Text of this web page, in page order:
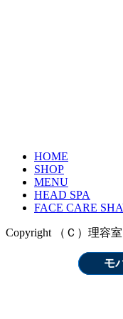
HOME
SHOP
MENU
HEAD SPA
FACE CARE
Copyright （Ｃ）理容
モ